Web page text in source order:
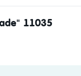
11035